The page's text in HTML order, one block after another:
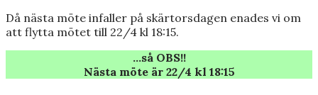
Då nästa möte infaller på skärtorsdagen enades vi om
att flytta mötet till 22/4 kl 18:15.
…så OBS!!
Nästa möte är 22/4 kl 18:15